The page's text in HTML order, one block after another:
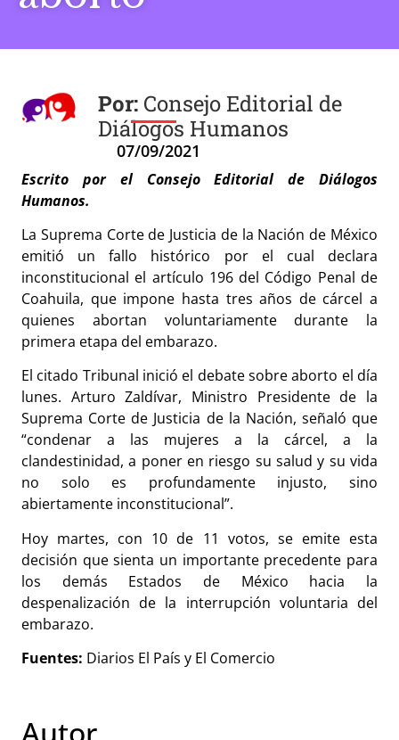
Consejo Editorial de
Diálogos Humanos
Escrito por el Consejo Editorial de Diálogos
Humanos.
La Suprema Corte de Justicia de la Nación de México
emitió un fallo histórico por el cual declara
inconstitucional el artículo 196 del Código Penal de
Coahuila, que impone hasta tres años de cárcel a
quienes abortan voluntariamente durante la
primera etapa del embarazo.
El citado Tribunal inició el debate sobre aborto el día
lunes. Arturo Zaldívar, Ministro Presidente de la
Suprema Corte de Justicia de la Nación, señaló que
“condenar a las mujeres a la cárcel, a la
clandestinidad, a poner en riesgo su salud y su vida
no solo es profundamente injusto, sino
abiertamente inconstitucional”.
Hoy martes, con 10 de 11 votos, se emite esta
decisión que sienta un importante precedente para
los demás Estados de México hacia la
despenalización de la interrupción voluntaria del
embarazo.
Fuentes: Diarios El País y El Comercio
07/09/2021